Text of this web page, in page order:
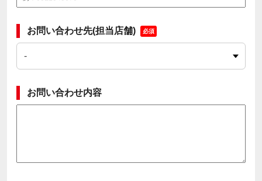
お問い合わせ先(担当店舗) 必須
お問い合わせ内容